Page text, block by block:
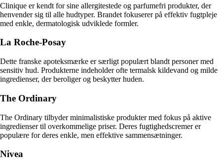
Clinique er kendt for sine allergitestede og parfumefri produkter, der
henvender sig til alle hudtyper. Brandet fokuserer på effektiv fugtpleje
med enkle, dermatologisk udviklede formler.
La Roche-Posay
Dette franske apoteksmærke er særligt populært blandt personer med
sensitiv hud. Produkterne indeholder ofte termalsk kildevand og milde
ingredienser, der beroliger og beskytter huden.
The Ordinary
The Ordinary tilbyder minimalistiske produkter med fokus på aktive
ingredienser til overkommelige priser. Deres fugtighedscremer er
populære for deres enkle, men effektive sammensætninger.
Nivea